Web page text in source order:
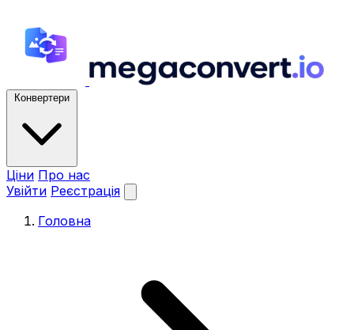
Конвертери
Ціни Про нас
Увійти Реєстрація
Головна